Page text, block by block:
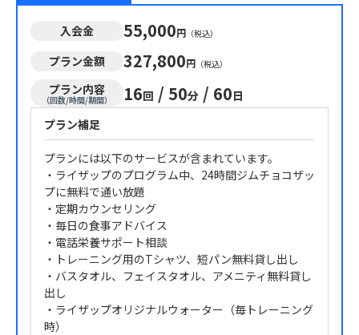
入会金 55,000円 （税込）
プラン金額 327,800円 （税込）
プラン内容
（回数/時間/期間） 16回 / 50分 / 60日
プラン補足
プランには以下のサービスが含まれています。
・ライザップのプログラム中、24時間ジムチョコザッ
プに無料で通い放題
・定期カウンセリング
・毎日の食事アドバイス
・電話栄養サポート相談
・トレーニング用のTシャツ、短パン無料貸し出し
・バスタオル、フェイスタオル、アメニティ無料貸し
出し
・ライザップオリジナルウォーター（毎トレーニング
時）